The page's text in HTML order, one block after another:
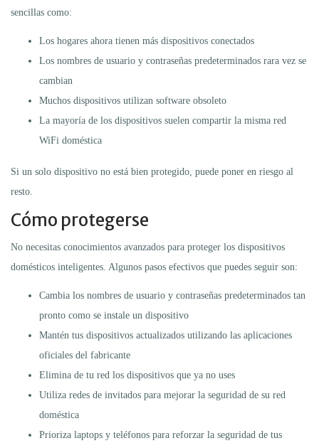
sencillas como:
Los hogares ahora tienen más dispositivos conectados
Los nombres de usuario y contraseñas predeterminados rara vez se
cambian
Muchos dispositivos utilizan software obsoleto
La mayoría de los dispositivos suelen compartir la misma red
WiFi doméstica
Si un solo dispositivo no está bien protegido, puede poner en riesgo al
resto.
Cómo protegerse
No necesitas conocimientos avanzados para proteger los dispositivos
domésticos inteligentes. Algunos pasos efectivos que puedes seguir son:
Cambia los nombres de usuario y contraseñas predeterminados tan
pronto como se instale un dispositivo
Mantén tus dispositivos actualizados utilizando las aplicaciones
oficiales del fabricante
Elimina de tu red los dispositivos que ya no uses
Utiliza redes de invitados para mejorar la seguridad de su red
doméstica
Prioriza laptops y teléfonos para reforzar la seguridad de tus